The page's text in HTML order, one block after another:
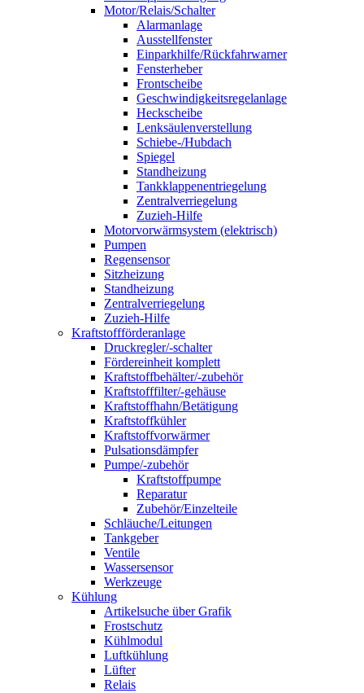
Motor/Relais/Schalter
Alarmanlage
Ausstellfenster
Einparkhilfe/Rückfahrwarner
Fensterheber
Frontscheibe
Geschwindigkeitsregelanlage
Heckscheibe
Lenksäulenverstellung
Schiebe-/Hubdach
Spiegel
Standheizung
Tankklappenentriegelung
Zentralverriegelung
Zuzieh-Hilfe
Motorvorwärmsystem (elektrisch)
Pumpen
Regensensor
Sitzheizung
Standheizung
Zentralverriegelung
Zuzieh-Hilfe
Kraftstoffförderanlage
Druckregler/-schalter
Fördereinheit komplett
Kraftstoffbehälter/-zubehör
Kraftstofffilter/-gehäuse
Kraftstoffhahn/Betätigung
Kraftstoffkühler
Kraftstoffvorwärmer
Pulsationsdämpfer
Pumpe/-zubehör
Kraftstoffpumpe
Reparatur
Zubehör/Einzelteile
Schläuche/Leitungen
Tankgeber
Ventile
Wassersensor
Werkzeuge
Kühlung
Artikelsuche über Grafik
Frostschutz
Kühlmodul
Luftkühlung
Lüfter
Relais